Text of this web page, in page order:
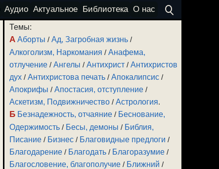
Аудио Актуальное Библиотека О нас
Темы:
А Аборты /Ад, Загробная жизнь /
Алкоголизм, Наркомания /Анафема,
отлучение /Ангелы /Антихрист /Антихристов
дух /Антихристова печать /Апокалипсис /
Апокрифы /Апостасия, отступление /
Аскетизм, Подвижничество /Астрология.
Б Безнадежность, отчаяние / Беснование,
Одержимость / Бесы, демоны / Библия,
Писание / Бизнес / Благовидные предлоги /
Благодарение / Благодать / Благоразумие /
Благословение, благополучие / Ближний /